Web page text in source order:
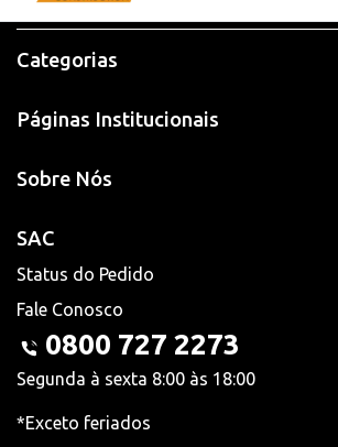
Categorias
Páginas Institucionais
Sobre Nós
SAC
Status do Pedido
Fale Conosco
0800 727 2273
Segunda à sexta 8:00 às 18:00
*Exceto feriados